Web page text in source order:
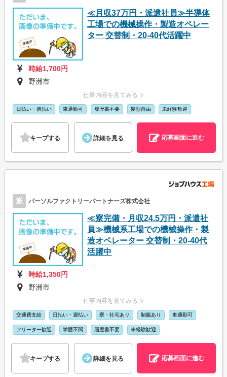
≪月収37万円・派遣社員≫半導体
工場での機械操作・製造オペレー
ター 交替制・20-40代活躍中
時給1,700円
野洲市
仕事内容を見てみる ∨
日払い・週払い 車通勤可 履歴書不要 髪型自由 未経験歓迎
キープする 詳細を見る 応募画面に進む
派 パーソルファクトリーパートナーズ株式会社
≪寮完備・月収24.5万円・派遣社
員≫機械系工場での機械操作・製
造オペレーター 交替制・20-40代
活躍中
時給1,350円
野洲市
仕事内容を見てみる ∨
交通費支給 日払い・週払い 寮・社宅あり 制服あり 車通勤可
フリーター歓迎 学歴不問 履歴書不要 未経験歓迎
キープする 詳細を見る 応募画面に進む